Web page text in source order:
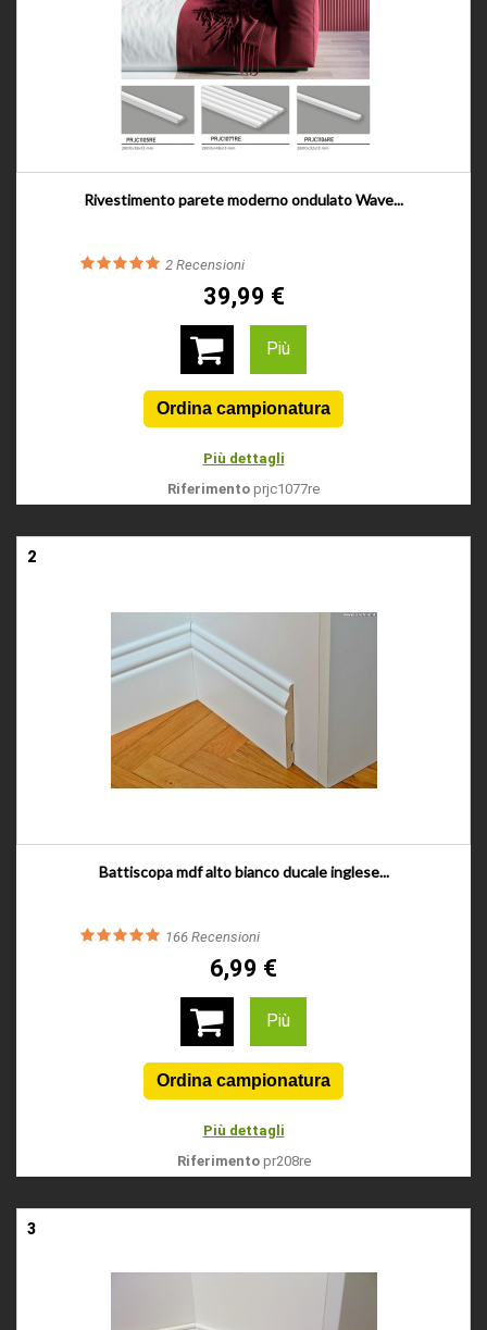
Rivestimento parete moderno ondulato Wave...
2 Recensioni
39,99 €
Più
Più dettagli
Riferimento prjc1077re
2
Battiscopa mdf alto bianco ducale inglese...
166 Recensioni
6,99 €
Più
Più dettagli
Riferimento pr208re
3